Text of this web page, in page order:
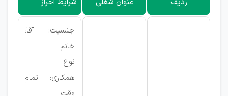
جنسیت: آقا،
خانم
نوع
همکاری: تمام